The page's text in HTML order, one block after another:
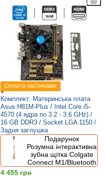
Оплата частинами
Комплект: Материнська плата
Asus H81M-Plus / Intel Core i5-
4570 (4 ядра по 3.2 - 3.6 GHz) /
16 GB DDR3 / Socket LGA 1150 /
Задня заглушка
Подарунок
Розумна інтерактивна
зубна щітка Colgate
Connect M1/Bluetooth
4 455 грн